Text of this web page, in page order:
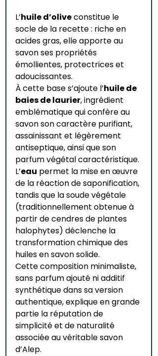
L’huile d’olive constitue le
socle de la recette : riche en
acides gras, elle apporte au
savon ses propriétés
émollientes, protectrices et
adoucissantes.
À cette base s’ajoute l’huile de
baies de laurier, ingrédient
emblématique qui confère au
savon son caractère purifiant,
assainissant et légèrement
antiseptique, ainsi que son
parfum végétal caractéristique.
L’eau permet la mise en œuvre
de la réaction de saponification,
tandis que la soude végétale
(traditionnellement obtenue à
partir de cendres de plantes
halophytes) déclenche la
transformation chimique des
huiles en savon solide.
Cette composition minimaliste,
sans parfum ajouté ni additif
synthétique dans sa version
authentique, explique en grande
partie la réputation de
simplicité et de naturalité
associée au véritable savon
d’Alep.